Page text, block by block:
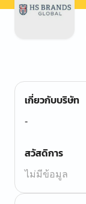
เกี่ยวกับบริษัท
-
สวัสดิการ
ไม่มีข้อมูล